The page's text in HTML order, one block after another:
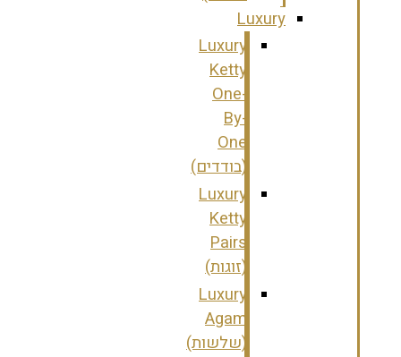
Luxury
Luxury
Ketty
One-
By-
One
(בודדים)
Luxury
Ketty
Pairs
(זוגות)
Luxury
Agam
(שלשות)